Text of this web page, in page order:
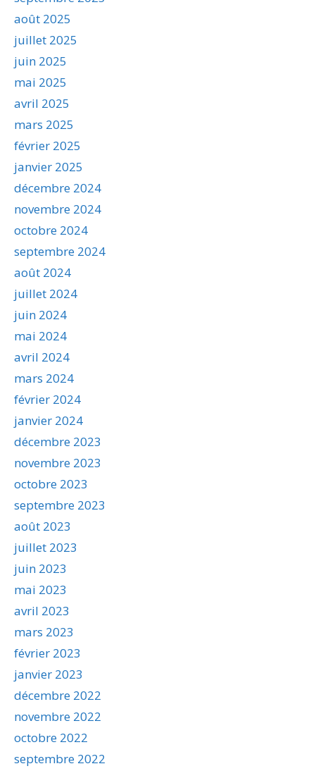
août 2025
juillet 2025
juin 2025
mai 2025
avril 2025
mars 2025
février 2025
janvier 2025
décembre 2024
novembre 2024
octobre 2024
septembre 2024
août 2024
juillet 2024
juin 2024
mai 2024
avril 2024
mars 2024
février 2024
janvier 2024
décembre 2023
novembre 2023
octobre 2023
septembre 2023
août 2023
juillet 2023
juin 2023
mai 2023
avril 2023
mars 2023
février 2023
janvier 2023
décembre 2022
novembre 2022
octobre 2022
septembre 2022